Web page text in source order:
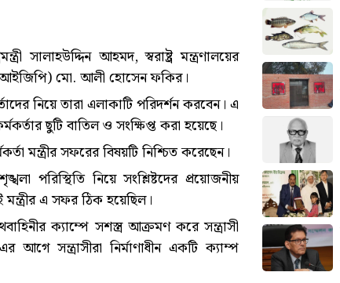
সালাহউদ্দিন আহমদ, স্বরাষ্ট্র মন্ত্রণালয়ের
(আইজিপি) মো. আলী হোসেন ফকির।
নিয়ে তারা এলাকাটি পরিদর্শন করবেন। এ
ছুটি বাতিল ও সংক্ষিপ্ত করা হয়েছে।
মন্ত্রীর সফরের বিষয়টি নিশ্চিত করেছেন।
পরিস্থিতি নিয়ে সংশ্লিষ্টদের প্রয়োজনীয়
মন্ত্রীর এ সফর ঠিক হয়েছিল।
ক্যাম্পে সশস্ত্র আক্রমণ করে সন্ত্রাসী
সন্ত্রাসীরা নির্মাণাধীন একটি ক্যাম্প